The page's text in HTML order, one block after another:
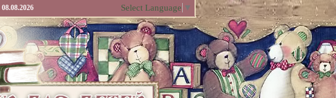
Select Language ▼